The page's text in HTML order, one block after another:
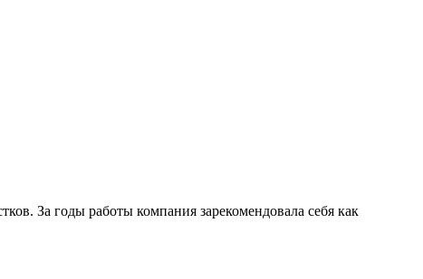
За годы работы компания зарекомендовала себя как